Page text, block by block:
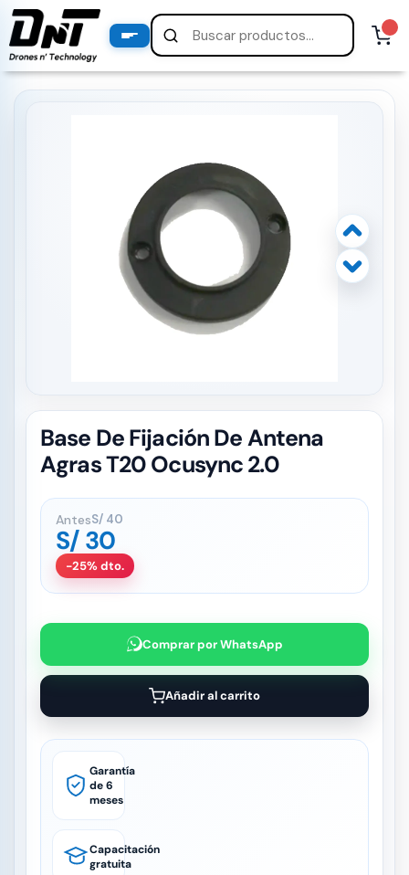
Base De Fijación De Antena
Agras T20 Ocusync 2.0
AntesS/ 40
S/ 30
-25% dto.
Comprar por WhatsApp
Añadir al carrito
Garantía
de 6
meses
Capacitación
gratuita
PRODUCTOS
productos destacados